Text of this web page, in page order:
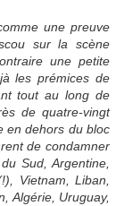
une preuve
sur la scène
une petite
les prémices de
tout au long de
de quatre-vingt
en dehors du bloc
de condamner
Sud, Argentine,
Vietnam, Liban,
Algérie, Uruguay,